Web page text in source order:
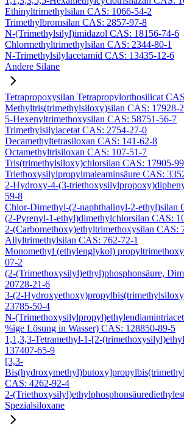
Ethinyltrimethylsilan CAS: 1066-54-2
Trimethylbromsilan CAS: 2857-97-8
N-(Trimethylsilyl)imidazol CAS: 18156-74-6
Chlormethyltrimethylsilan CAS: 2344-80-1
N-Trimethylsilylacetamid CAS: 13435-12-6
Andere Silane
Tetrapropoxysilan Tetrapropylorthosilicat
Methyltris(trimethylsiloxy)silan CAS: 17928-
5-Hexenyltrimethoxysilan CAS: 58751-56-7
Trimethylsilylacetat CAS: 2754-27-0
Decamethyltetrasiloxan CAS: 141-62-8
Octamethyltrisiloxan CAS: 107-51-7
Tris(trimethylsiloxy)chlorsilan CAS: 17905-
Triethoxysilylpropylmaleaminsäure CAS:
2-Hydroxy-4-(3-
59-8
Chlor-Dimethyl-(2-naphthalinyl-2-ethyl)silan
(2-Pyrenyl-1-ethyl)dimethylchlorsilan CAS:
2-(Carbomethoxy)ethyltrimethoxysilan CAS:
Allyltrimethylsilan CAS: 762-72-1
Monomethyl (ethylenglykol)
07-2
(2-(Trimethoxysilyl)ethyl)phosphonsäure,
20728-21-6
3-(2-
23785-50-4
N-
%ige Lösung in Wasser) CAS: 128850-89-5
1,1,3,3-Tetramethyl-1-[2-
137407-65-9
[3,3-
CAS: 4262-92-4
2-
Spezialsiloxane